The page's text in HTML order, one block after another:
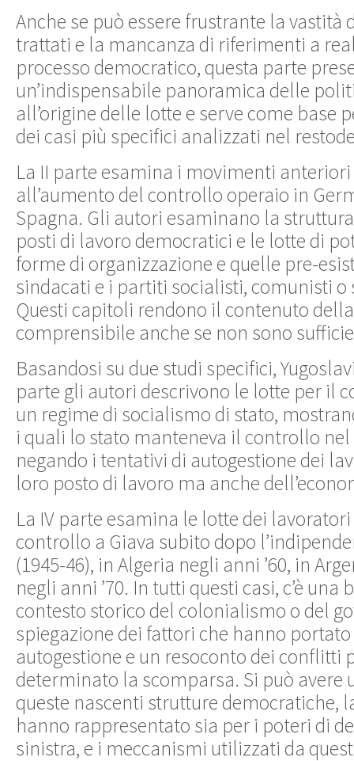
Anche se può essere frustrante la vastità
trattati e la mancanza di riferimenti a
processo democratico, questa parte
un’indispensabile panoramica delle
all’origine delle lotte e serve come base
dei casi più specifici analizzati nel
La II parte esamina i movimenti
all’aumento del controllo operaio in
Spagna. Gli autori esaminano la
posti di lavoro democratici e le lotte di
forme di organizzazione e quelle pre-
sindacati e i partiti socialisti, comunisti
Questi capitoli rendono il contenuto
comprensibile anche se non sono
Basandosi su due studi specifici,
parte gli autori descrivono le lotte per il
un regime di socialismo di stato,
i quali lo stato manteneva il controllo
negando i tentativi di autogestione dei
loro posto di lavoro ma anche
La IV parte esamina le lotte dei
controllo a Giava subito dopo
(1945-46), in Algeria negli anni ’60, in
negli anni ’70. In tutti questi casi, c’è una
contesto storico del colonialismo o del
spiegazione dei fattori che hanno
autogestione e un resoconto dei conflitti
determinato la scomparsa. Si può avere
queste nascenti strutture democratiche,
hanno rappresentato sia per i poteri di
sinistra, e i meccanismi utilizzati da